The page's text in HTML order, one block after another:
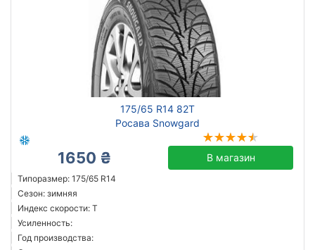
175/65 R14 82T
Росава Snowgard
1650 ₴ В магазин
Типоразмер: 175/65 R14
Сезон: зимняя
Индекс скорости: T
Усиленность:
Год производства:
Triangle
Sailun
Pirelli